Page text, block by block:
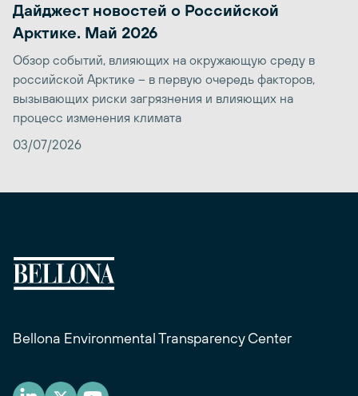
Дайджест новостей о Российской
Арктике. Май 2026
Обзор событий, влияющих на окружающую среду в
российской Арктике – в первую очередь факторов,
вызывающих риски загрязнения и влияющих на
процесс изменения климата
03/07/2026
Bellona Environmental Transparency Center